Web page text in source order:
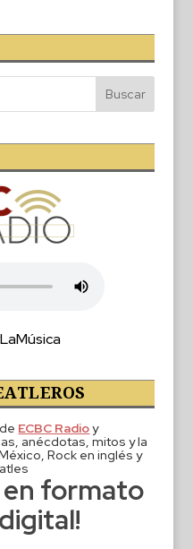
ECBC Radioy
anécdotas, mitos y la
Rock en inglés y
en formato